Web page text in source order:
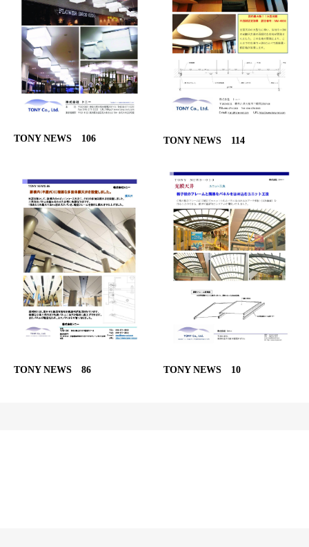
TONY NEWS 106 TONY NEWS 114
TONY NEWS 86 TONY NEWS 10